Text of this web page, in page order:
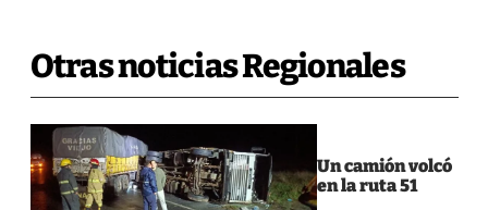
Otras noticias Regionales
Un camión volcó
en la ruta 51